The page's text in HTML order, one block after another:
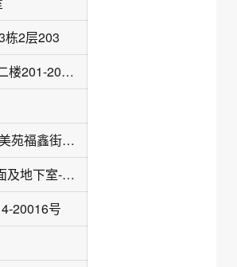
栋2层203
中南汽车世界锦绣路K04栋一单元二楼201-205室
湖南省长沙市开福区洪山街道朝正美苑福鑫街B区14栋04号门面二楼
洪山街道山月路299号学府华庭门面及地下室-117、118号
20016号